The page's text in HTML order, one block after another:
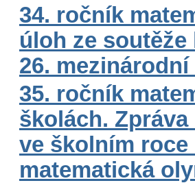
34. ročník
úloh ze soutěže
26.
35. ročník
školách.
ve školním roce
matematická